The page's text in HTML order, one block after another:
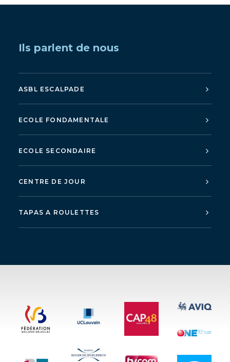
Ils parlent de nous
ASBL ESCALPADE
ECOLE FONDAMENTALE
ECOLE SECONDAIRE
CENTRE DE JOUR
TAPAS A ROULETTES